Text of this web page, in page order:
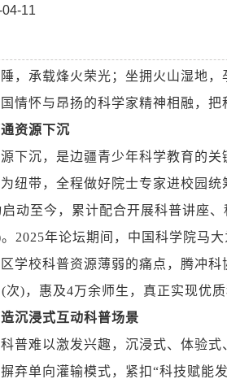
11
，承载烽火荣光；坐拥火山湿地
情怀与昂扬的科学家精神相融，
资源下沉
下沉，是边疆青少年科学教育的
纽带，全程做好院士专家进校园
动至今，累计配合开展科普讲座
。 2025年论坛期间，中国科学院马
学校科普资源薄弱的痛点，腾冲
(次)，惠及4万余师生，真正实现优
沉浸式互动科普场景
普难以激发兴趣，沉浸式、体验
弃单向灌输模式，紧扣“科技赋能